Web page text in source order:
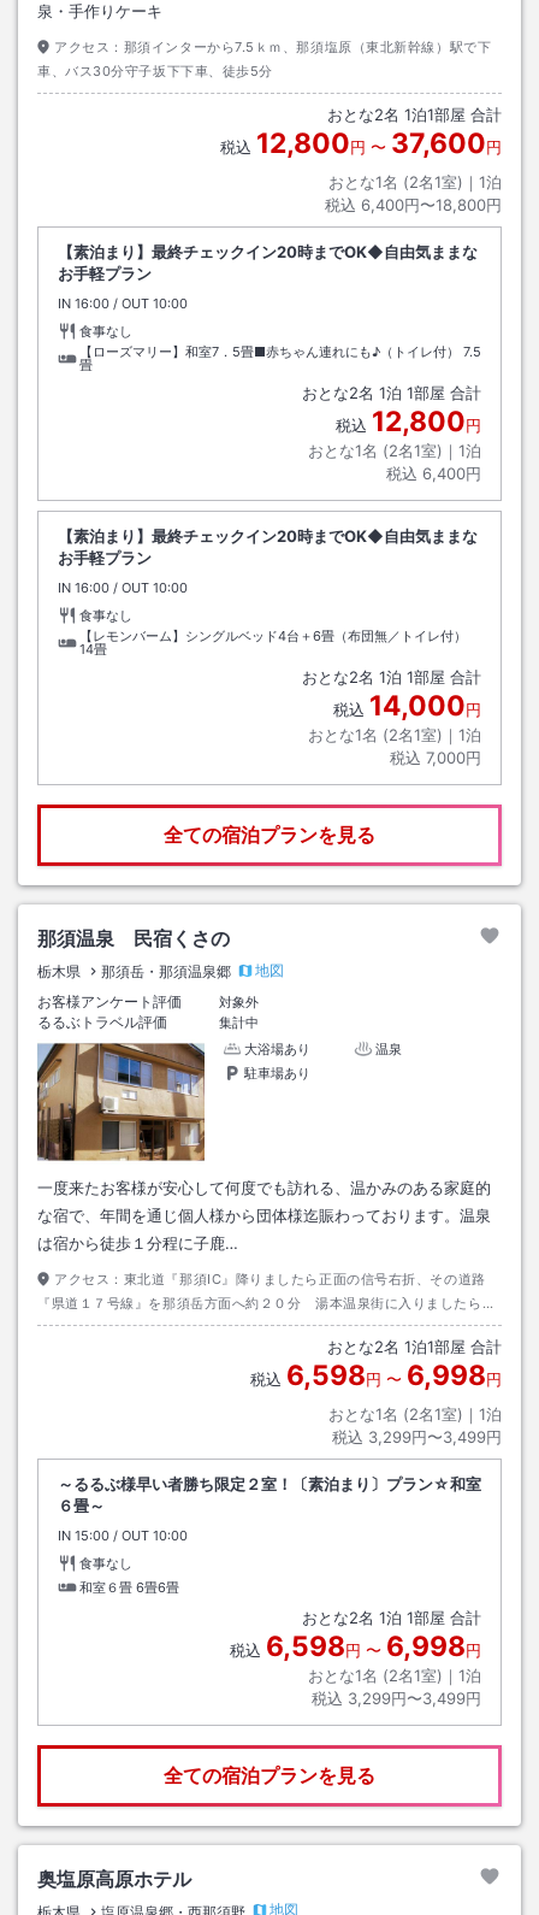
泉・手作りケーキ
アクセス： 那須インターから7.5ｋｍ、那須塩原（東北新幹線）駅で下
車、バス30分守子坂下下車、徒歩5分
おとな2名 1泊1部屋 合計
税込 12,800円 〜 37,600円
おとな1名 (2名1室)｜ 1泊
税込 6,400円〜18,800円
【素泊まり】最終チェックイン20時までOK◆自由気ままな
お手軽プラン
IN チェックイン
16:00 / OUT チェックアウト
10:00
食事なし
【ローズマリー】和室7．5畳■赤ちゃん連れにも♪（トイレ付）
7.5
畳
おとな2名 1泊 1部屋 合計
税込 12,800円
おとな1名 (2名1室)｜ 1泊
税込 6,400円
【素泊まり】最終チェックイン20時までOK◆自由気ままな
お手軽プラン
IN チェックイン
16:00 / OUT チェックアウト
10:00
食事なし
【レモンバーム】シングルベッド4台＋6畳（布団無／トイレ付）
14畳
おとな2名 1泊 1部屋 合計
税込 14,000円
おとな1名 (2名1室)｜ 1泊
税込 7,000円
全ての宿泊プランを見る
那須温泉 民宿くさの
栃木県 那須岳・那須温泉郷
地図
お客様アンケート評価
対象外
るるぶトラベル評価
集計中
大浴場あり
温泉
駐車場あり
一度来たお客様が安心して何度でも訪れる、温かみのある家庭的
な宿で、年間を通じ個人様から団体様迄賑わっております。温泉
は宿から徒歩１分程に子鹿…
アクセス： 東北道『那須IC』降りましたら正面の信号右折、その道路
『県道１７号線』を那須岳方面へ約２０分 湯本温泉街に入りましたら足
利銀行が見えるので、そしたらすぐ右折右側に看板見えます
おとな2名 1泊1部屋 合計
税込 6,598円 〜 6,998円
おとな1名 (2名1室)｜ 1泊
税込 3,299円〜3,499円
～るるぶ様早い者勝ち限定２室！〔素泊まり〕プラン☆和室
６畳～
IN チェックイン
15:00 / OUT チェックアウト
10:00
食事なし
和室６畳 6畳6畳
おとな2名 1泊 1部屋 合計
税込 6,598円 〜 6,998円
おとな1名 (2名1室)｜ 1泊
税込 3,299円〜3,499円
全ての宿泊プランを見る
奥塩原高原ホテル
地図